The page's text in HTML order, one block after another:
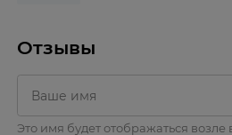
Отзывы
Это имя будет отображаться